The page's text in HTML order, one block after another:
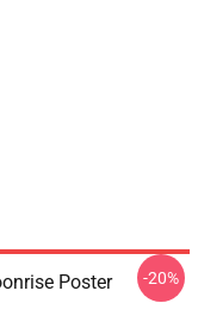
Poster -20%